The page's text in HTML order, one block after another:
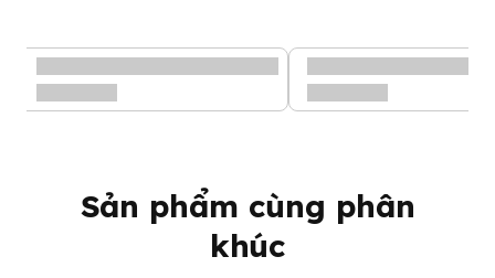
Sản phẩm cùng phân
khúc